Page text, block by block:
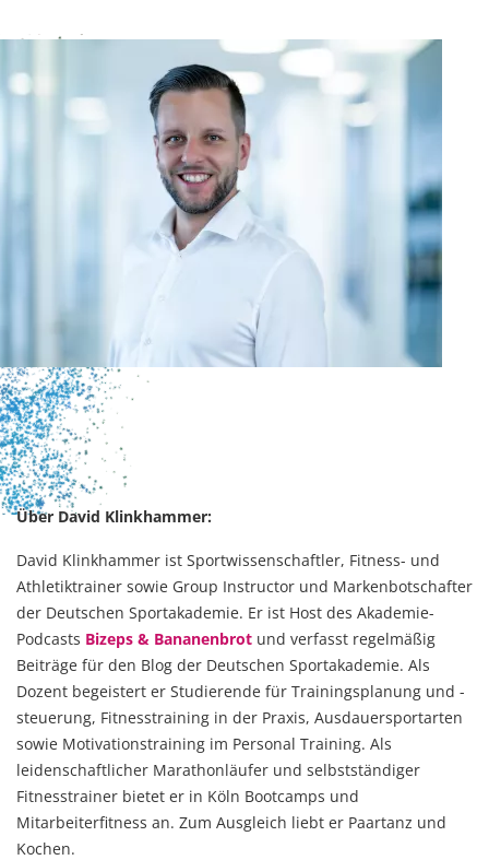
Über David Klinkhammer:
David Klinkhammer ist Sportwissenschaftler, Fitness- und
Athletiktrainer sowie Group Instructor und Markenbotschafter
der Deutschen Sportakademie. Er ist Host des Akademie-
Podcasts Bizeps & Bananenbrot und verfasst regelmäßig
Beiträge für den Blog der Deutschen Sportakademie. Als
Dozent begeistert er Studierende für Trainingsplanung und -
steuerung, Fitnesstraining in der Praxis, Ausdauersportarten
sowie Motivationstraining im Personal Training. Als
leidenschaftlicher Marathonläufer und selbstständiger
Fitnesstrainer bietet er in Köln Bootcamps und
Mitarbeiterfitness an. Zum Ausgleich liebt er Paartanz und
Kochen.